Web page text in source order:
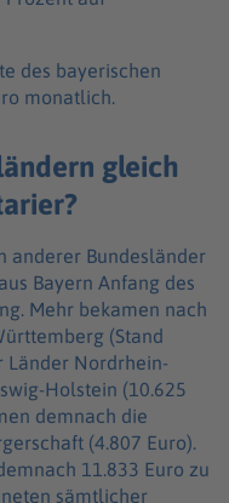
des bayerischen
monatlich.
gleich
anderer Bundesländer
Bayern Anfang des
Mehr bekamen nach
(Stand
Länder Nordrhein-
Holstein (10.625
demnach die
(4.807 Euro).
11.833 Euro zu
sämtlicher